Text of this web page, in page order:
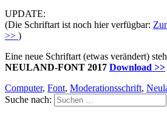
UPDATE:
(Die Schriftart ist noch hier verfügbar:
>> )
Eine neue Schriftart (etwas verändert)
NEULAND-FONT 2017 Download >>
Computer, Font, Moderationsschrift,
Suche nach: